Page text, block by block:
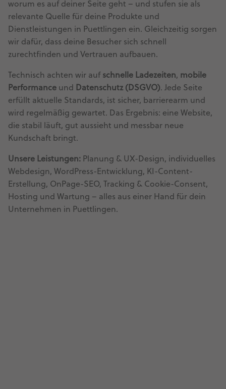
worum es auf deiner Seite geht – und stufen sie als
relevante Quelle für deine Produkte und
Dienstleistungen in Puettlingen ein. Gleichzeitig sorgen
wir dafür, dass deine Besucher sich schnell
zurechtfinden und Vertrauen aufbauen.
Technisch achten wir auf schnelle Ladezeiten, mobile
Performance und Datenschutz (DSGVO). Jede Seite
erfüllt aktuelle Standards, ist sicher, barrierearm und
wird regelmäßig gewartet. Das Ergebnis: eine Website,
die stabil läuft, gut aussieht und messbar neue
Kundschaft bringt.
Unsere Leistungen: Planung & UX-Design, individuelles
Webdesign, WordPress-Entwicklung, KI-Content-
Erstellung, OnPage-SEO, Tracking & Cookie-Consent,
Hosting und Wartung – alles aus einer Hand für dein
Unternehmen in Puettlingen.